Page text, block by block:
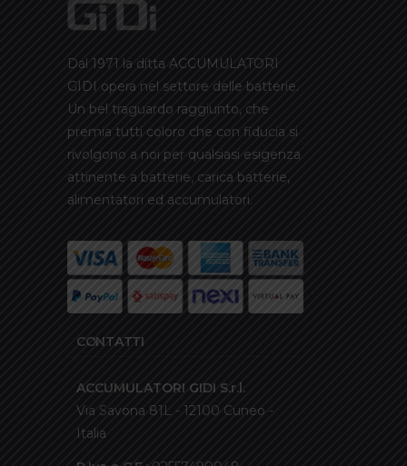
Dal 1971 la ditta ACCUMULATORI
GIDI opera nel settore delle batterie.
Un bel traguardo raggiunto, che
premia tutti coloro che con fiducia si
rivolgono a noi per qualsiasi esigenza
attinente a batterie, carica batterie,
alimentatori ed accumulatori.
CONTATTI
ACCUMULATORI GIDI S.r.l.
Via Savona 81L - 12100 Cuneo -
Italia